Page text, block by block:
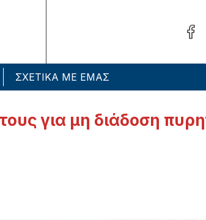
ΣΧΕΤΙΚΑ ΜΕ ΕΜΑΣ
για μη διάδοση